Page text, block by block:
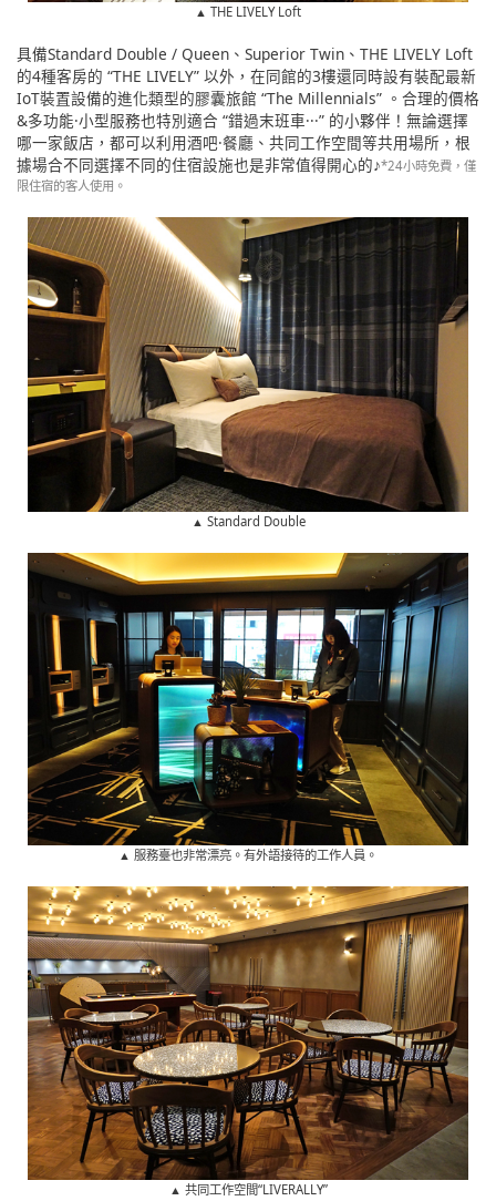
▲ THE LIVELY Loft
具備Standard Double / Queen、Superior Twin、THE LIVELY Loft
的4種客房的 “THE LIVELY” 以外，在同館的3樓還同時設有裝配最新
IoT裝置設備的進化類型的膠囊旅館 “The Millennials” 。合理的價格
&多功能·小型服務也特別適合 “錯過末班車···” 的小夥伴！無論選擇
哪一家飯店，都可以利用酒吧·餐廳、共同工作空間等共用場所，根
據場合不同選擇不同的住宿設施也是非常值得開心的♪*24小時免費，僅
限住宿的客人使用。
▲ Standard Double
▲ 服務臺也非常漂亮。有外語接待的工作人員。
▲ 共同工作空間“LIVERALLY”